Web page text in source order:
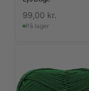
99,00 kr.
På lager